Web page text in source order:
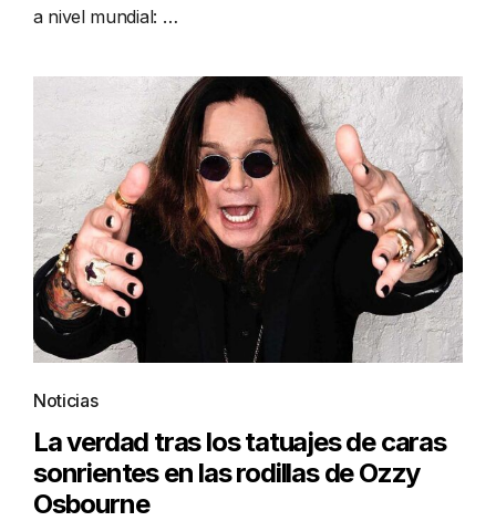
a nivel mundial: …
Noticias
La verdad tras los tatuajes de caras
sonrientes en las rodillas de Ozzy
Osbourne